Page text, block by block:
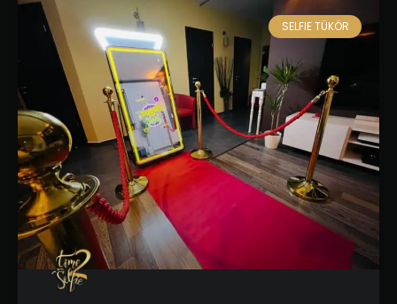
SELFIE TÜKÖR